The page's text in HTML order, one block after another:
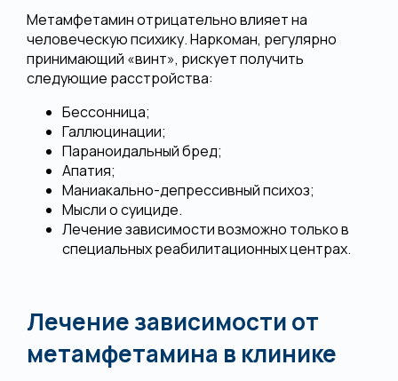
Метамфетамин отрицательно влияет на
человеческую психику. Наркоман, регулярно
принимающий «винт», рискует получить
следующие расстройства:
Бессонница;
Галлюцинации;
Параноидальный бред;
Апатия;
Маниакально-депрессивный психоз;
Мысли о суициде.
Лечение зависимости возможно только в
специальных реабилитационных центрах.
Лечение зависимости от
метамфетамина в клинике